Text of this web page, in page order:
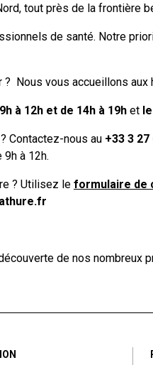
tout près de la frontière
de santé. Notre
? Nous vous accueillons aux
à 12h et de 14h à 19h et
Contactez-nous au +33 3 27
à 12h.
? Utilisez le formulaire de
de nos nombreux